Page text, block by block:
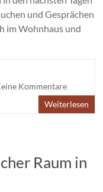
und Gesprächen
im Wohnhaus und
Kommentare
Weiterlesen
Raum in